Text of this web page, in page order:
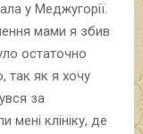
у Меджугорії.
мами я збив
остаточно
так як я хочу
за
клініку, де